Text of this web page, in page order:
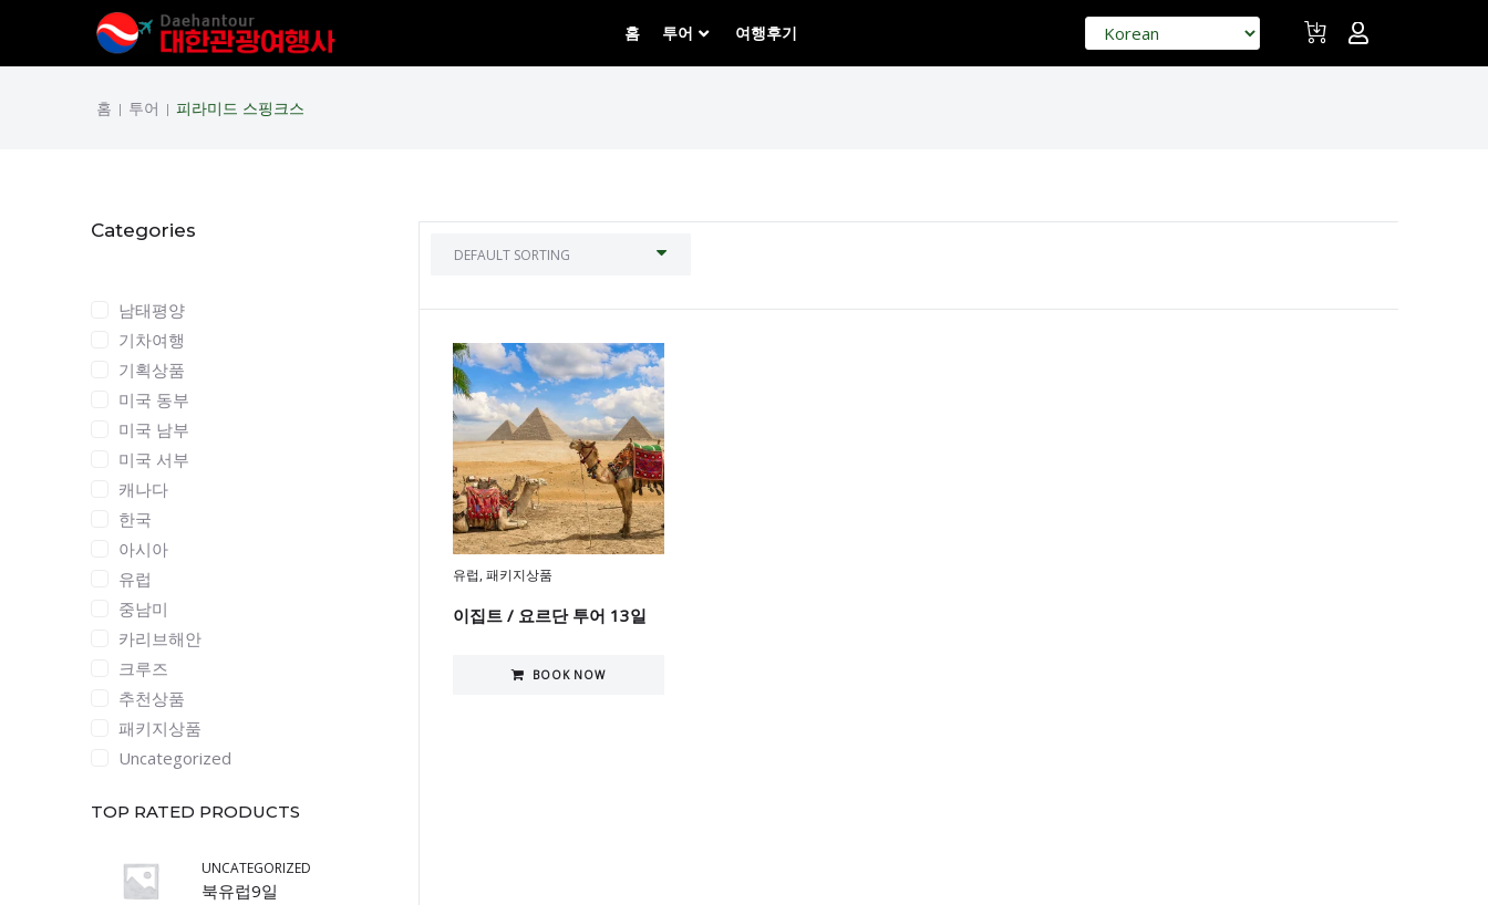
홈 투어 여행후기
홈 | 투어 | 피라미드 스핑크스
Categories
남태평양
기차여행
기획상품
미국 동부
미국 남부
미국 서부
캐나다
한국
아시아
유럽
중남미
카리브해안
크루즈
추천상품
패키지상품
Uncategorized
TOP RATED PRODUCTS
UNCATEGORIZED
북유럽9일
유럽,패키지상품
이집트 / 요르단 투어 13일
BOOK NOW